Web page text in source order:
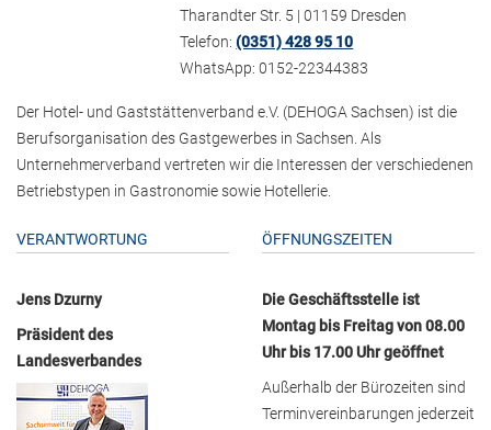
Tharandter Str. 5 | 01159 Dresden
Telefon:(0351) 428 95 10
WhatsApp: 0152-22344383
Der Hotel- und Gaststättenverband e.V. (DEHOGA Sachsen) ist die
Berufsorganisation des Gastgewerbes in Sachsen. Als
Unternehmerverband vertreten wir die Interessen der verschiedenen
Betriebstypen in Gastronomie sowie Hotellerie.
VERANTWORTUNG
Jens Dzurny
Präsident des
Landesverbandes
ÖFFNUNGSZEITEN
Die Geschäftsstelle ist
Montag bis Freitag von 08.00
Uhr bis 17.00 Uhr geöffnet
Außerhalb der Bürozeiten sind
Terminvereinbarungen jederzeit